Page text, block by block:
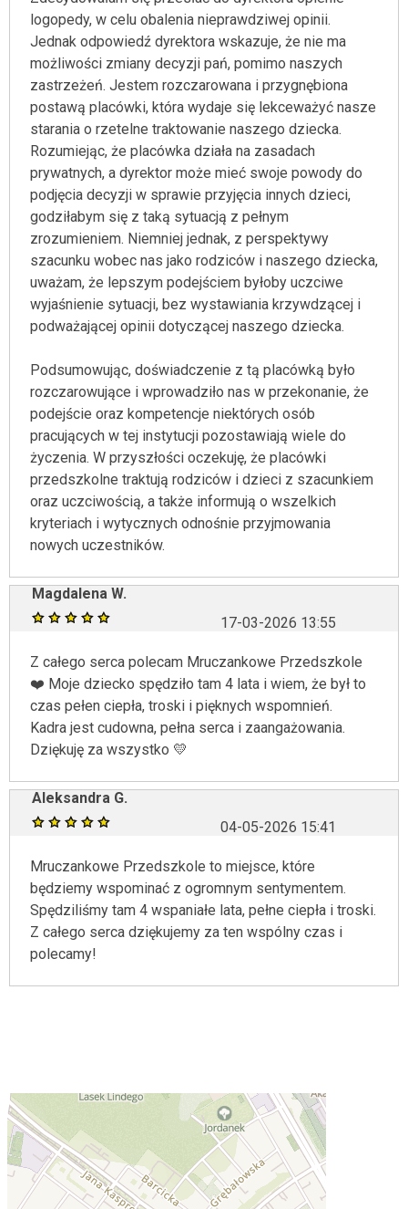
logopedy, w celu obalenia nieprawdziwej opinii.
Jednak odpowiedź dyrektora wskazuje, że nie ma
możliwości zmiany decyzji pań, pomimo naszych
zastrzeżeń. Jestem rozczarowana i przygnębiona
postawą placówki, która wydaje się lekceważyć nasze
starania o rzetelne traktowanie naszego dziecka.
Rozumiejąc, że placówka działa na zasadach
prywatnych, a dyrektor może mieć swoje powody do
podjęcia decyzji w sprawie przyjęcia innych dzieci,
godziłabym się z taką sytuacją z pełnym
zrozumieniem. Niemniej jednak, z perspektywy
szacunku wobec nas jako rodziców i naszego dziecka,
uważam, że lepszym podejściem byłoby uczciwe
wyjaśnienie sytuacji, bez wystawiania krzywdzącej i
podważającej opinii dotyczącej naszego dziecka.
Podsumowując, doświadczenie z tą placówką było
rozczarowujące i wprowadziło nas w przekonanie, że
podejście oraz kompetencje niektórych osób
pracujących w tej instytucji pozostawiają wiele do
życzenia. W przyszłości oczekuję, że placówki
przedszkolne traktują rodziców i dzieci z szacunkiem
oraz uczciwością, a także informują o wszelkich
kryteriach i wytycznych odnośnie przyjmowania
nowych uczestników.
Magdalena W.
17-03-2026 13:55
Z całego serca polecam Mruczankowe Przedszkole
❤️ Moje dziecko spędziło tam 4 lata i wiem, że był to
czas pełen ciepła, troski i pięknych wspomnień.
Kadra jest cudowna, pełna serca i zaangażowania.
Dziękuję za wszystko 💛
Aleksandra G.
04-05-2026 15:41
Mruczankowe Przedszkole to miejsce, które
będziemy wspominać z ogromnym sentymentem.
Spędziliśmy tam 4 wspaniałe lata, pełne ciepła i troski.
Z całego serca dziękujemy za ten wspólny czas i
polecamy!